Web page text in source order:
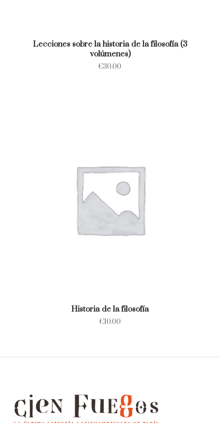
Lecciones sobre la historia de la filosofía (3
volúmenes)
€30.00
Historia de la filosofía
€10.00